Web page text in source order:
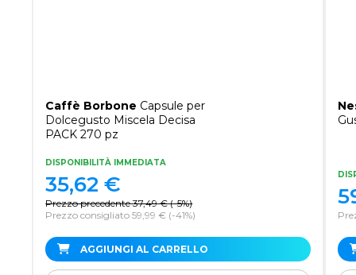
Caffè Borbone Capsule per
Dolcegusto Miscela Decisa
PACK 270 pz
DISPONIBILITÀ IMMEDIATA
Prezzo precedente 37,49 € (-5%)
Prezzo consigliato 59,99 € (-41%)
35,62 €
AGGIUNGI AL CARRELLO